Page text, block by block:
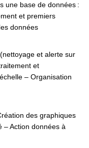
une base de données :
et premiers
données
et alerte sur
et
– Organisation
des graphiques
– Action données à